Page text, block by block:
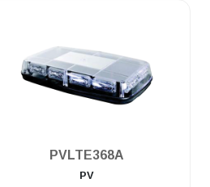
PVLTE368A
PV